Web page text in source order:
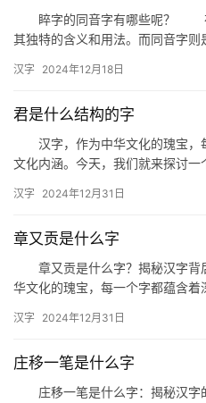
睟字的同音字有哪些呢？ 在
其独特的含义和用法。而同音字
汉字 2024年12月18日
君是什么结构的字
汉字，作为中华文化的瑰宝，
文化内涵。今天，我们就来探讨
深…
汉字 2024年12月31日
章又贡是什么字
章又贡是什么字？揭秘汉字
华文化的瑰宝，每一个字都蕴含着
字…
汉字 2024年12月31日
庄移一笔是什么字
庄移一笔是什么字：揭秘汉